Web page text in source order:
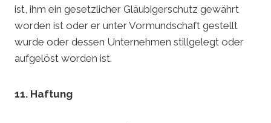
ist, ihm ein gesetzlicher Gläubigerschutz gewährt
worden ist oder er unter Vormundschaft gestellt
wurde oder dessen Unternehmen stillgelegt oder
aufgelöst worden ist.
11. Haftung